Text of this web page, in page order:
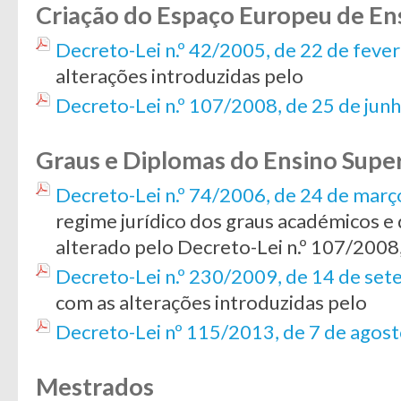
Criação do Espaço Europeu de
Decreto-Lei n.º 42/2005, de 22 de
alterações introduzidas pelo
Decreto-Lei n.º 107/2008, de 25 de
Graus e Diplomas do Ensino
Decreto-Lei n.º 74/2006, de 24 de
regime jurídico dos graus académicos
alterado pelo Decreto-Lei n.º 107/
Decreto-Lei n.º 230/2009, de 14 de
com as alterações introduzidas pelo
Decreto-Lei nº 115/2013, de 7 de
Mestrados